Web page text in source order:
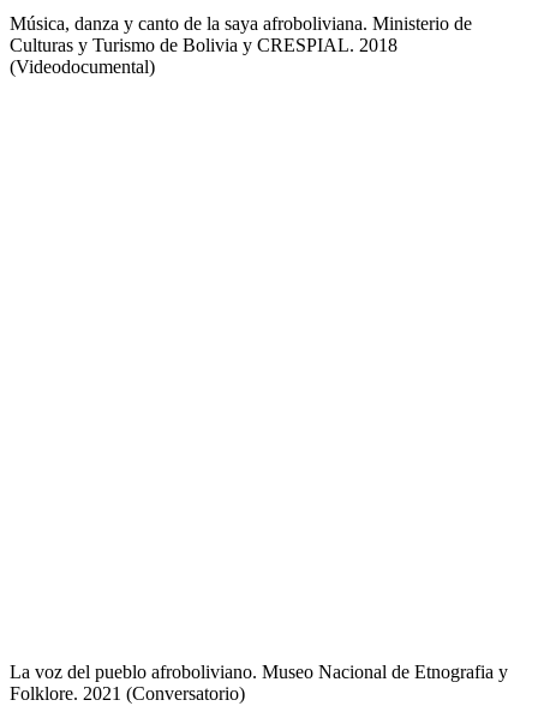
Música, danza y canto de la saya afroboliviana. Ministerio de
Culturas y Turismo de Bolivia y CRESPIAL. 2018
(Videodocumental)
La voz del pueblo afroboliviano. Museo Nacional de Etnografia y
Folklore. 2021 (Conversatorio)